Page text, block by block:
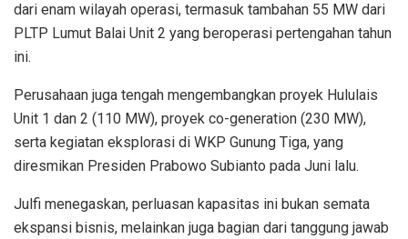
dari enam wilayah operasi, termasuk tambahan 55 MW dari
PLTP Lumut Balai Unit 2 yang beroperasi pertengahan tahun
ini.
Perusahaan juga tengah mengembangkan proyek Hululais
Unit 1 dan 2 (110 MW), proyek co-generation (230 MW),
serta kegiatan eksplorasi di WKP Gunung Tiga, yang
diresmikan Presiden Prabowo Subianto pada Juni lalu.
Julfi menegaskan, perluasan kapasitas ini bukan semata
ekspansi bisnis, melainkan juga bagian dari tanggung jawab